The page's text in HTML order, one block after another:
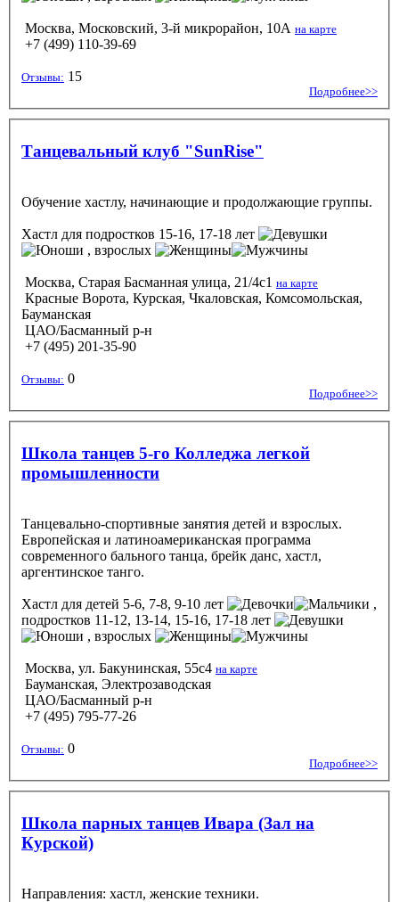
Москва, Московский, 3-й микрорайон, 10А на карте
+7 (499) 110-39-69
Отзывы: 15
Подробнее>>
Танцевальный клуб "SunRise"
Обучение хастлу, начинающие и продолжающие группы.
Хастл для подростков 15-16, 17-18 лет
, взрослых
Москва, Старая Басманная улица, 21/4с1 на карте
Красные Ворота, Курская, Чкаловская, Комсомольская,
Бауманская
ЦАО/Басманный р-н
+7 (495) 201-35-90
Отзывы: 0
Подробнее>>
Школа танцев 5-го Колледжа легкой
промышленности
Танцевально-спортивные занятия детей и взрослых.
Европейская и латиноамериканская программа
современного бального танца, брейк данс, хастл,
аргентинское танго.
Хастл для детей 5-6, 7-8, 9-10 лет
,
подростков 11-12, 13-14, 15-16, 17-18 лет
, взрослых
Москва, ул. Бакунинская, 55с4 на карте
Бауманская, Электрозаводская
ЦАО/Басманный р-н
+7 (495) 795-77-26
Отзывы: 0
Подробнее>>
Школа парных танцев Ивара (Зал на
Курской)
Направления: хастл, женские техники.